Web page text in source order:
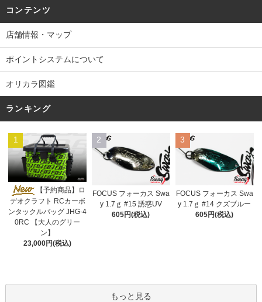
コンテンツ
店舗情報・マップ
ポイントシステムについて
オリカラ図鑑
ランキング
1
【予約商品】ロ
デオクラフト RCカーボ
ンタックルバッグ JHG-4
0RC 【大人のグリー
ン】
23,000円(税込)
2
FOCUS フォーカス Swa
y 1.7ｇ #15 誘惑UV
605円(税込)
3
FOCUS フォーカス Swa
y 1.7ｇ #14 クズブルー
605円(税込)
もっと見る